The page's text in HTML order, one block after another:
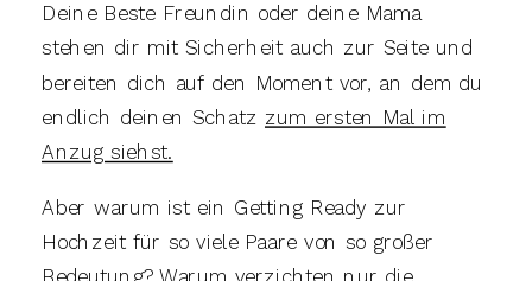
Deine Beste Freundin oder deine Mama
stehen dir mit Sicherheit auch zur Seite und
bereiten dich auf den Moment vor, an dem du
endlich deinen Schatz zum ersten Mal im
Anzug siehst.
Aber warum ist ein Getting Ready zur
Hochzeit für so viele Paare von so großer